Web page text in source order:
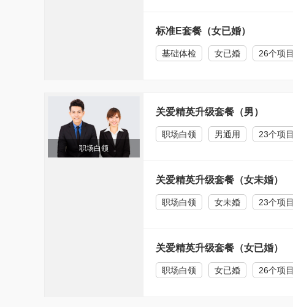
标准E套餐（女已婚）
基础体检 女已婚 26个项目
职场白领
关爱精英升级套餐（男）
职场白领 男通用 23个项目
关爱精英升级套餐（女未婚）
职场白领 女未婚 23个项目
关爱精英升级套餐（女已婚）
职场白领 女已婚 26个项目